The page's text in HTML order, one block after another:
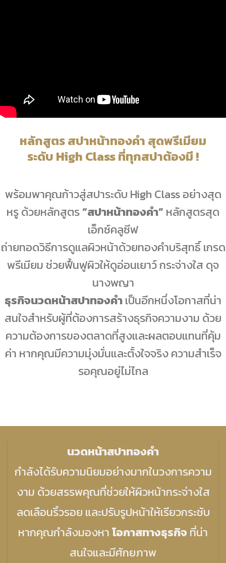
หลักสูตร สปาหน้าทองคำ สุดพรีเมียม
ระดับ High Class ที่ทุกสปาต้องมี !
พร้อมพาคุณก้าวสู่สปาระดับ High Class อย่างสุด
หรู ด้วยหลักสูตร“สปาหน้าทองคำ” หลักสูตรสุด
เอ็กซ์คลูซีฟ
ถ่ายทอดวิธีการดูแลผิวหน้าด้วยทองคำบริสุทธิ์ เกรด
พรีเมียม ช่วยฟื้นฟูผิวให้ดูอ่อนเยาว์ กระจ่างใส ดุจ
นางพญา
ธุรกิจนวดหน้าสปาทองคำเป็นอีกหนึ่งโอกาสที่น่า
สนใจสำหรับผู้ที่ต้องการสร้างธุรกิจความงาม ด้วย
ความต้องการของตลาดที่สูงและผลตอบแทนที่คุ้ม
ค่า หากคุณมีความมุ่งมั่นและตั้งใจจริง ความสำเร็จ
รอคุณอยู่ไม่ไกล
นวดหน้าสปาทองคำ
กำลังได้รับความนิยมอย่างมากในวงการความ
งาม ด้วยสรรพคุณที่ช่วยให้ผิวหน้ากระจ่างใส
ลดเลือนริ้วรอย และปรับรูปหน้าให้เรียวกระชับ
หากคุณกำลังมองหาโอกาสทางธุรกิจที่น่า
สนใจและมีศักยภาพ